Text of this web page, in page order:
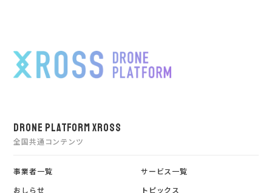
DRONE PLATFORM XROSS
全国共通コンテンツ
事業者一覧
サービス一覧
おしらせ
トピックス